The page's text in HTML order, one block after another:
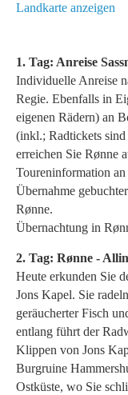
Landkarte anzeigen
1. Tag: Anreise
Individuelle Anreise
Regie. Ebenfalls in
eigenen Rädern) an
(inkl.; Radtickets
erreichen Sie Rønne
Toureninformation an
Übernahme
Rønne.
Übernachtung in
2. Tag: Rønne -
Heute erkunden Sie
Jons Kapel. Sie
geräucherter Fisch
entlang führt der
Klippen von Jons
Burgruine
Ostküste, wo Sie